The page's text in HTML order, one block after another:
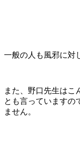
一般の人も風邪に対
また、野口先生は
とも言っていますの
ません。